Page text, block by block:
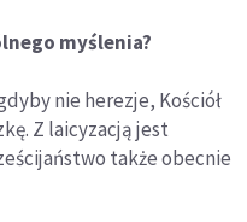
myślenia?
nie herezje, Kościół
Z laicyzacją jest
także obecnie